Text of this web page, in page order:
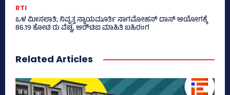
RTI
ಒಳ ಮೀಸಲಾತಿ; ನಿವೃತ್ತ ನ್ಯಾಯಮೂರ್ತಿ ನಾಗಮೋಹನ್ ದಾಸ್ ಆಯೋಗಕ್ಕೆ
86.19 ಕೋಟಿ ರು ವೆಚ್ಚ, ಆರ್‍‌ಟಿಐ ಮಾಹಿತಿ ಬಹಿರಂಗ
Related Articles